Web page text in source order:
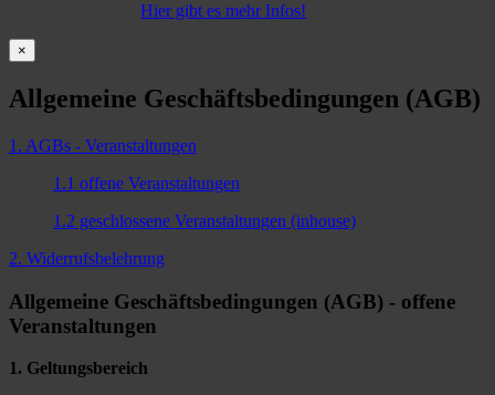
Hier gibt es mehr Infos!
×
Allgemeine Geschäftsbedingungen (AGB)
1. AGBs - Veranstaltungen
1.1 offene Veranstaltungen
1.2 geschlossene Veranstaltungen (inhouse)
2. Widerrufsbelehrung
Allgemeine Geschäftsbedingungen (AGB) - offene
Veranstaltungen
1. Geltungsbereich